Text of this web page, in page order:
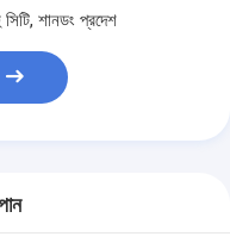
শানডং প্রদেশ